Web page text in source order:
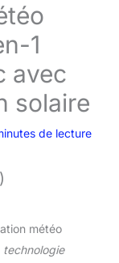
1
avec
solaire
de lecture
météo
technologie